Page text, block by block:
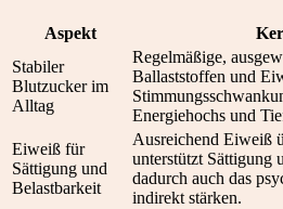
Aspekt
Stabiler
Blutzucker im
Alltag
Regelmäßige,
Ballaststoffen und
Energiehochs und
Eiweiß für
Sättigung und
Belastbarkeit
Ausreichend Eiweiß
unterstützt Sättigung
dadurch auch das
indirekt stärken.